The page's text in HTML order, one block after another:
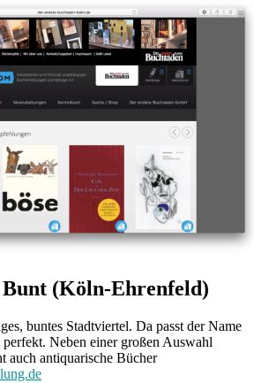
(Köln-Ehrenfeld)
buntes Stadtviertel. Da passt der Name
Neben einer großen Auswahl
auch antiquarische Bücher